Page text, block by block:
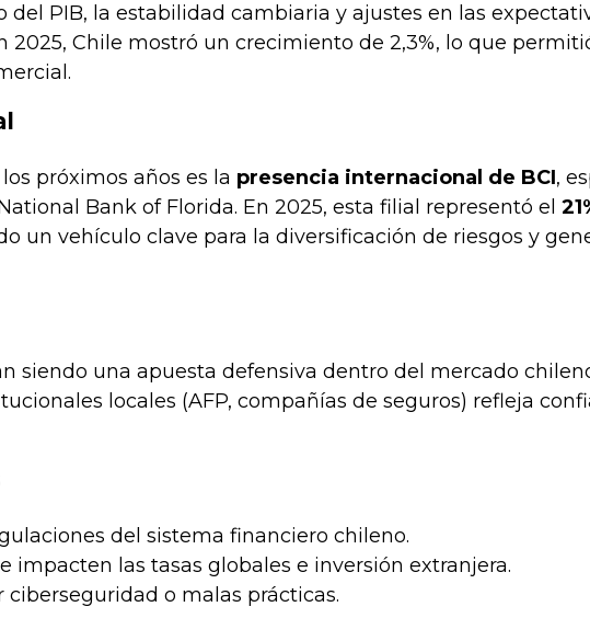
del PIB, la estabilidad cambiaria y ajustes en las
2025, Chile mostró un crecimiento de 2,3%, lo que
próximos años es la presencia internacional de BCI,
Bank of Florida. En 2025, esta filial representó el
un vehículo clave para la diversificación de riesgos y
siendo una apuesta defensiva dentro del mercado
locales (AFP, compañías de seguros) refleja
del sistema financiero chileno.
impacten las tasas globales e inversión extranjera.
ciberseguridad o malas prácticas.